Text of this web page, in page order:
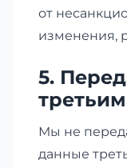
от
изменения,
5.
Мы не
данные